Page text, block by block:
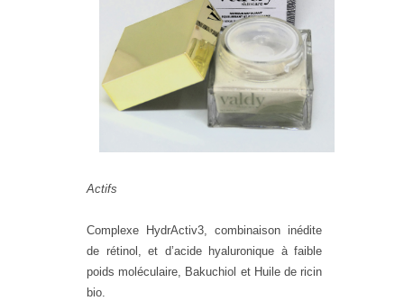
Actifs
Complexe HydrActiv3, combinaison inédite
de rétinol, et d’acide hyaluronique à faible
poids moléculaire, Bakuchiol et Huile de ricin
bio.